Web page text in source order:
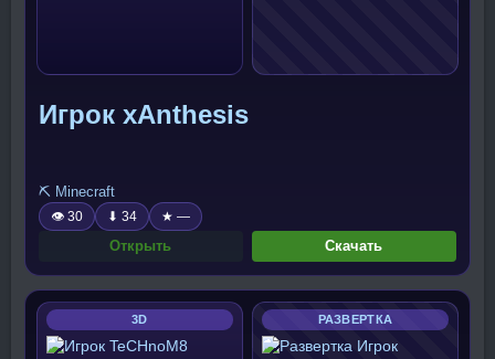
Игрок xAnthesis
⛏️ Minecraft
👁 30 ⬇ 34 ★ —
Открыть Скачать
3D РАЗВЕРТКА